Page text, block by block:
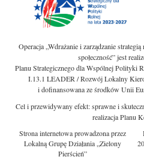
Operacja „Wdrażanie i zarządzanie
społeczność” jest
Planu Strategicznego dla Wspólnej Polityki
I.13.1 LEADER / Rozwój Lokalny
i dofinansowana ze środków Unii
Cel i przewidywany efekt: sprawne i
realizacja Planu
Strona internetowa prowadzona przez
Lokalną Grupę Działania „Zielony
Pierścień”